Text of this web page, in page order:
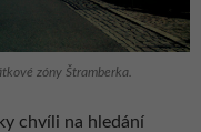
zóny Štramberka.
chvíli na hledání